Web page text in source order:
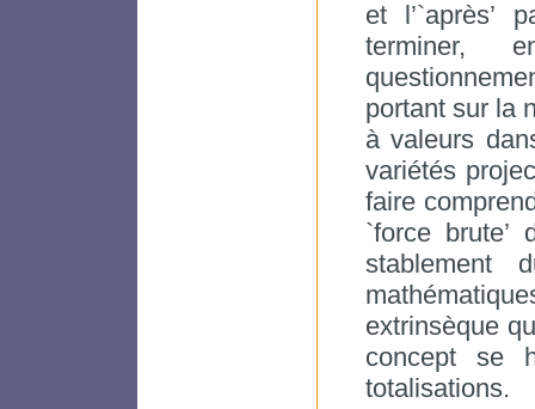
et l’`après’
terminer,
portant sur la
à valeurs
variétés
faire
`force
stablement
extrinsèque
concept se
totalisations.